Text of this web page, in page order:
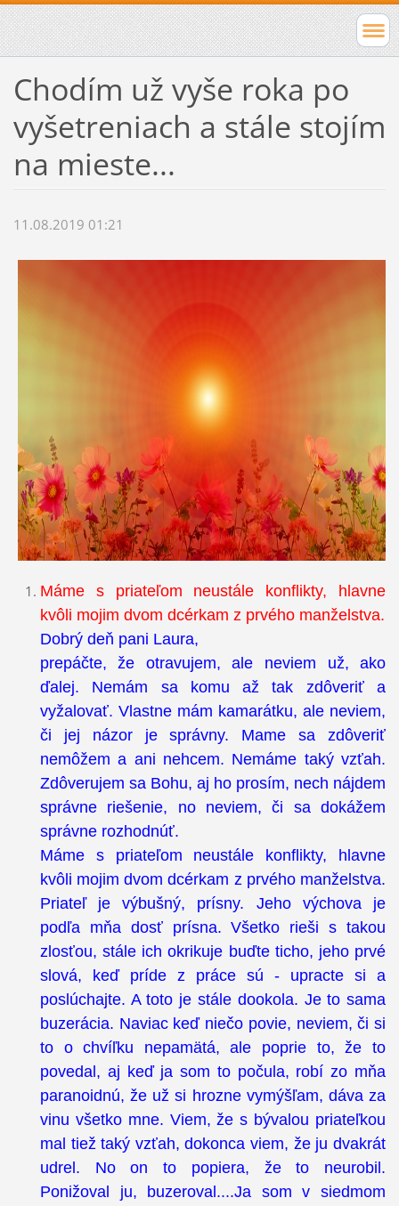
Chodím už vyše roka po
vyšetreniach a stále stojím
na mieste...
11.08.2019 01:21
Máme s priateľom neustále konflikty, hlavne
kvôli mojim dvom dcérkam z prvého manželstva.
Dobrý deň pani Laura,
prepáčte, že otravujem, ale neviem už, ako
ďalej. Nemám sa komu až tak zdôveriť a
vyžalovať. Vlastne mám kamarátku, ale neviem,
či jej názor je správny. Mame sa zdôveriť
nemôžem a ani nehcem. Nemáme taký vzťah.
Zdôverujem sa Bohu, aj ho prosím, nech nájdem
správne riešenie, no neviem, či sa dokážem
správne rozhodnúť.
Máme s priateľom neustále konflikty, hlavne
kvôli mojim dvom dcérkam z prvého manželstva.
Priateľ je výbušný, prísny. Jeho výchova je
podľa mňa dosť prísna. Všetko rieši s takou
zlosťou, stále ich okrikuje buďte ticho, jeho prvé
slová, keď príde z práce sú - upracte si a
poslúchajte. A toto je stále dookola. Je to sama
buzerácia. Naviac keď niečo povie, neviem, či si
to o chvíľku nepamätá, ale poprie to, že to
povedal, aj keď ja som to počula, robí zo mňa
paranoidnú, že už si hrozne vymýšľam, dáva za
vinu všetko mne. Viem, že s bývalou priateľkou
mal tiež taký vzťah, dokonca viem, že ju dvakrát
udrel. No on to popiera, že to neurobil.
Ponižoval ju, buzeroval....Ja som v siedmom